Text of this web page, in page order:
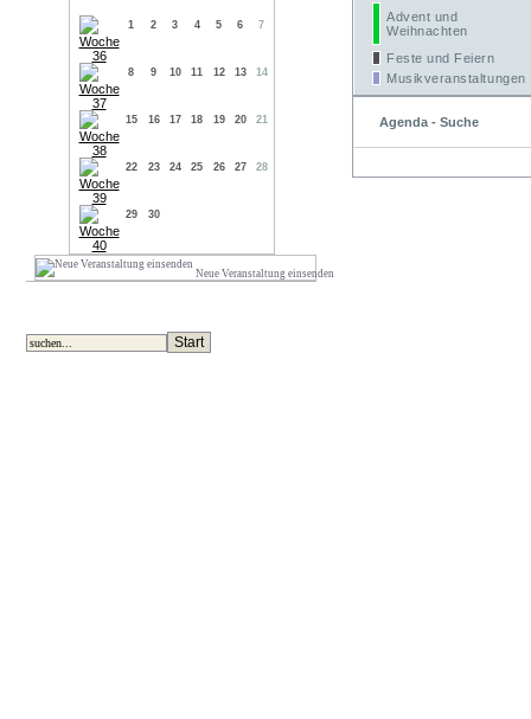
1 2 3 4 5 6 7
8 9 10 11 12 13 14
15 16 17 18 19 20 21
22 23 24 25 26 27 28
29 30
Neue Veranstaltung einsenden
Advent und
Weihnachten
Feste und Feiern
Musikveranstaltungen
Agenda - Suche